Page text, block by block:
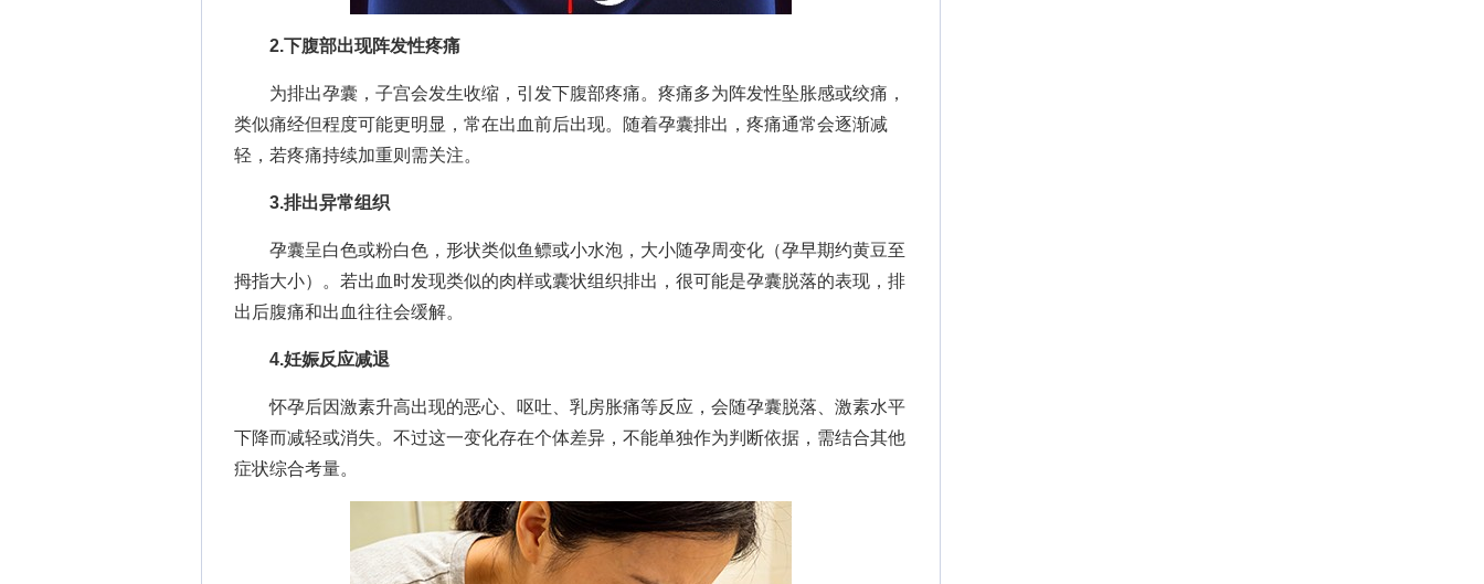
2.下腹部出现阵发性疼痛
为排出孕囊，子宫会发生收缩，引发下腹部疼痛。疼痛多为阵发性坠胀感或绞痛，
类似痛经但程度可能更明显，常在出血前后出现。随着孕囊排出，疼痛通常会逐渐减
轻，若疼痛持续加重则需关注。
3.排出异常组织
孕囊呈白色或粉白色，形状类似鱼鳔或小水泡，大小随孕周变化（孕早期约黄豆至
拇指大小）。若出血时发现类似的肉样或囊状组织排出，很可能是孕囊脱落的表现，排
出后腹痛和出血往往会缓解。
4.妊娠反应减退
怀孕后因激素升高出现的恶心、呕吐、乳房胀痛等反应，会随孕囊脱落、激素水平
下降而减轻或消失。不过这一变化存在个体差异，不能单独作为判断依据，需结合其他
症状综合考量。